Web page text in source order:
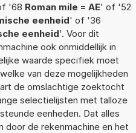
'68 Roman mile = AE' of '52
eenheid' of '36
eenheid'. Voor dit
ook onmiddellijk in
waarde specifiek moet
van deze mogelijkheden
de omslachtige zoektocht
selectielijsten met talloze
eenheden. Dat alles
door de rekenmachine en het